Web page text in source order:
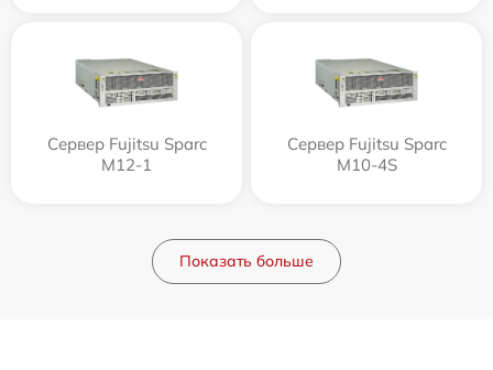
Сервер Fujitsu Sparc
M12-1
Сервер Fujitsu Sparc
M10-4S
Показать больше